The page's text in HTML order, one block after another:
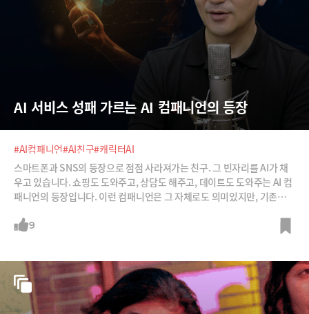
AI 서비스 성패 가르는 AI 컴패니언의 등장
#AI컴패니언#AI친구#캐릭터AI
스마트폰과 SNS의 등장으로 점점 사라져가는 친구. 그 빈자리를 AI가 채
우고 있습니다. 쇼핑도 도와주고, 상담도 해주고, 데이트도 도와주는 AI 컴
패니언의 등장입니다. 이런 컴패니언은 그 자체로도 의미있지만, 기존의
열리는 '친구 비즈니스'에 대해 강정수 박사에게 들어봅니다.
9